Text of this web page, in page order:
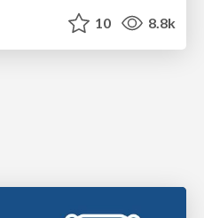
10 8.8k